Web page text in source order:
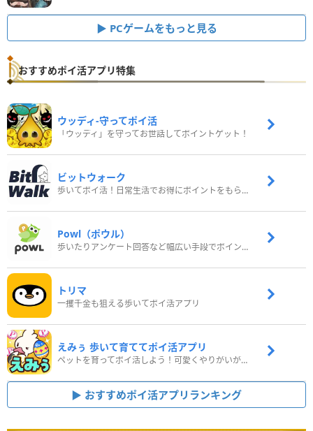
PCゲームをもっと見る
おすすめポイ活アプリ特集
ウッディ‐守ってポイ活
「ウッディ」を守ってお世話してポイントゲット！
ビットウォーク
歩いてポイ活！日常生活でお得にポイントをもらおう
Powl（ポウル）
歩いたりアンケート回答など幅広い手段でポイントをゲット
トリマ
一攫千金も狙える歩いてポイ活アプリ
えみぅ 歩いて育ててポイ活アプリ
ペットを育ってポイ活しよう！可愛くやりがいがある新感覚アプリ
おすすめポイ活アプリランキング